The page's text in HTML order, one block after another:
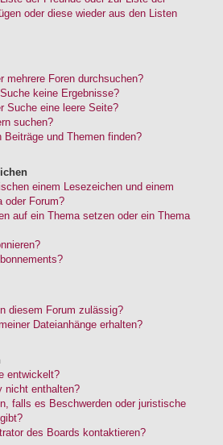
oder diese wieder aus den Listen
mehrere Foren durchsuchen?
keine Ergebnisse?
Suche eine leere Seite?
suchen?
und Themen finden?
einem Lesezeichen und einem
oder Forum?
auf ein Thema setzen oder ein Thema
diesem Forum zulässig?
Dateianhänge erhalten?
entwickelt?
nicht enthalten?
falls es Beschwerden oder juristische
des Boards kontaktieren?